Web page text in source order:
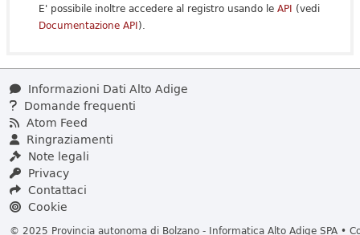
E' possibile inoltre accedere al registro usando le API (vedi
Documentazione API).
Informazioni Dati Alto Adige
Domande frequenti
Atom Feed
Ringraziamenti
Note legali
Privacy
Contattaci
Cookie
© 2025 Provincia autonoma di Bolzano - Informatica Alto Adige SPA •